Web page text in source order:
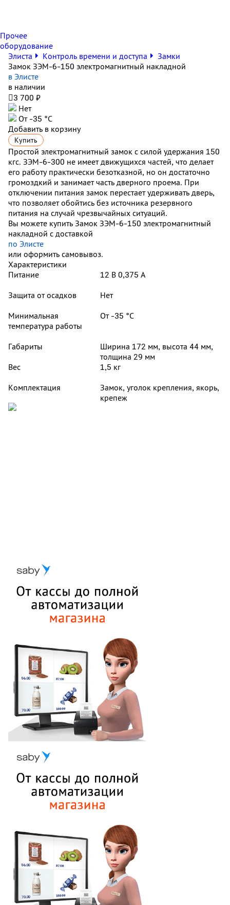
Прочее
оборудование
Элиста
Контроль времени и доступа
Замки
Замок ЗЭМ-6-150 электромагнитный накладной
в Элисте
в наличии
3 700 ₽
Нет
От -35 °С
Добавить в корзину
Купить
Простой электромагнитный замок с силой удержания 150
кгс. ЗЭМ-6-300 не имеет движущихся частей, что делает
его работу практически безотказной, но он достаточно
громоздкий и занимает часть дверного проема. При
отключении питания замок перестает удерживать дверь,
что позволяет обойтись без источника резервного
питания на случай чрезвычайных ситуаций.
Вы можете купить Замок ЗЭМ-6-150 электромагнитный
накладной с доставкой
по Элисте
или оформить самовывоз.
Характеристики
Питание
12 В 0,375 А
Защита от осадков
Нет
Минимальная
температура работы
От -35 °С
Габариты
Ширина 172 мм, высота 44 мм,
толщина 29 мм
Вес
1,5 кг
Комплектация
Замок, уголок крепления, якорь,
крепеж